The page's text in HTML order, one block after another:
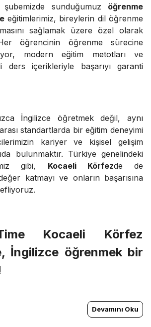
şubemizde sunduğumuz öğrenme
eğitimlerimiz, bireylerin dil öğrenme
sağlamak üzere özel olarak
Her öğrencinin öğrenme sürecine
modern eğitim metotları ve
ders içerikleriyle başarıyı garanti
İngilizce öğretmek değil, aynı
standartlarda bir eğitim deneyimi
kariyer ve kişisel gelişim
bulunmaktır. Türkiye genelindeki
gibi, Kocaeli Körfezde de
katmayı ve onların başarısına
Kocaeli Körfez
İngilizce öğrenmek bir
Devamını Oku